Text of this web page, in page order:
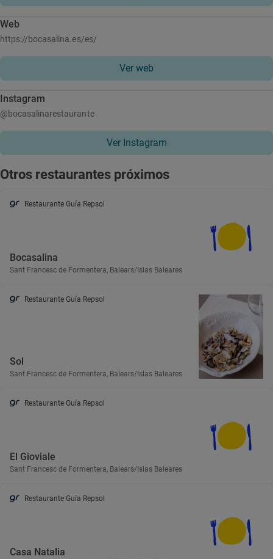
Web
https://bocasalina.es/es/
Ver web
Instagram
@bocasalinarestaurante
Ver Instagram
Otros restaurantes próximos
Restaurante Guía Repsol
Bocasalina
Sant Francesc de Formentera, Balears/Islas Baleares
Restaurante Guía Repsol
Sol
Sant Francesc de Formentera, Balears/Islas Baleares
Restaurante Guía Repsol
El Gioviale
Sant Francesc de Formentera, Balears/Islas Baleares
Restaurante Guía Repsol
Casa Natalia